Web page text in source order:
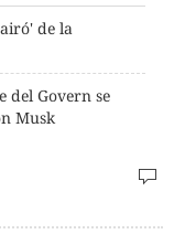
de la
del Govern se
Musk